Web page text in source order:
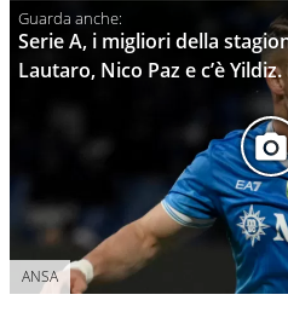
Serie A, i migliori della
Lautaro, Nico Paz e c’è
ANSA